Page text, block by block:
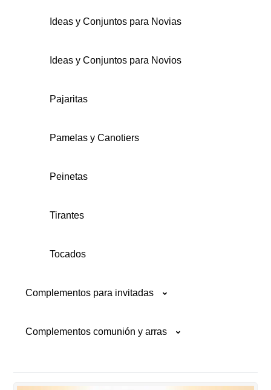
Ideas y Conjuntos para Novias
Ideas y Conjuntos para Novios
Pajaritas
Pamelas y Canotiers
Peinetas
Tirantes
Tocados
Complementos para invitadas
Bolsos
Boutonnières
Complementos comunión y arras
Cinturones